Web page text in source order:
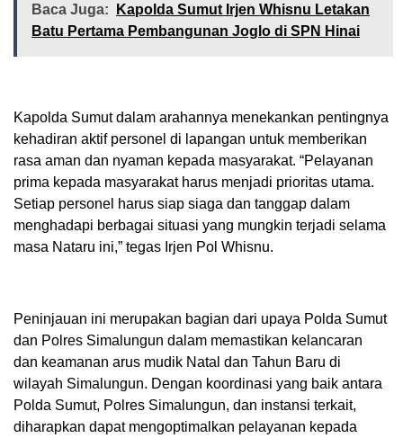
Baca Juga:
Kapolda Sumut Irjen Whisnu Letakan
Batu Pertama Pembangunan Joglo di SPN Hinai
Kapolda Sumut dalam arahannya menekankan pentingnya
kehadiran aktif personel di lapangan untuk memberikan
rasa aman dan nyaman kepada masyarakat. “Pelayanan
prima kepada masyarakat harus menjadi prioritas utama.
Setiap personel harus siap siaga dan tanggap dalam
menghadapi berbagai situasi yang mungkin terjadi selama
masa Nataru ini,” tegas Irjen Pol Whisnu.
Peninjauan ini merupakan bagian dari upaya Polda Sumut
dan Polres Simalungun dalam memastikan kelancaran
dan keamanan arus mudik Natal dan Tahun Baru di
wilayah Simalungun. Dengan koordinasi yang baik antara
Polda Sumut, Polres Simalungun, dan instansi terkait,
diharapkan dapat mengoptimalkan pelayanan kepada